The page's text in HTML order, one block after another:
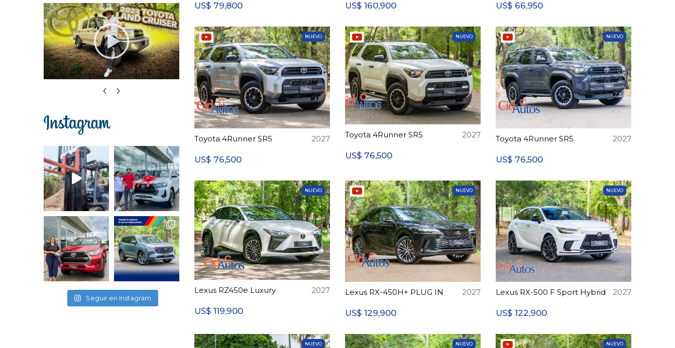
US$ 79,800 US$ 160,900 US$ 66,950
NUEVO
Toyota 4Runner SR5 2027
US$ 76,500
NUEVO
Toyota 4Runner SR5 2027
US$ 76,500
NUEVO
Toyota 4Runner SR5 2027
US$ 76,500
NUEVO
Lexus RZ450e Luxury 2027
US$ 119,900
NUEVO
Lexus RX-450H+ PLUG IN 2027
US$ 129,900
NUEVO
Lexus RX-500 F Sport Hybrid 2027
US$ 122,900
NUEVO NUEVO NUEVO
‹ ›
Seguir en Instagram